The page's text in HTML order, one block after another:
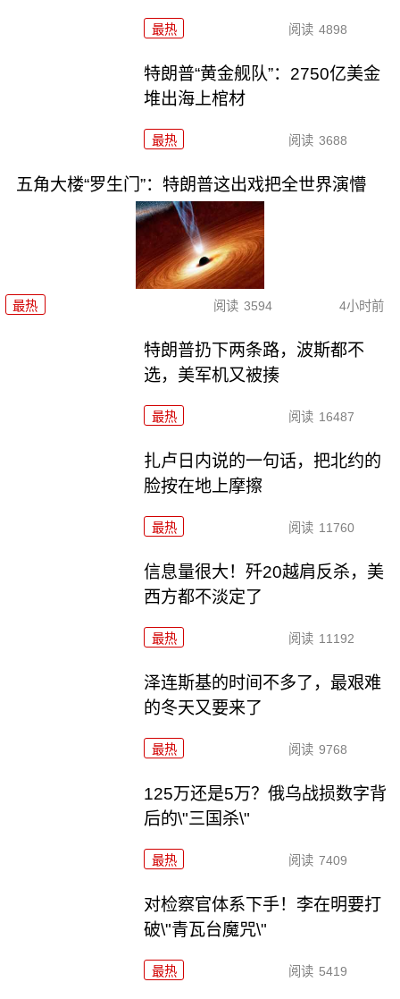
最热 阅读 4898
特朗普“黄金舰队”：2750亿美金
堆出海上棺材
最热 阅读 3688
五角大楼“罗生门”：特朗普这出戏把全世界演懵
最热 阅读 3594 4小时前
特朗普扔下两条路，波斯都不
选，美军机又被揍
最热 阅读 16487
扎卢日内说的一句话，把北约的
脸按在地上摩擦
最热 阅读 11760
信息量很大！歼20越肩反杀，美
西方都不淡定了
最热 阅读 11192
泽连斯基的时间不多了，最艰难
的冬天又要来了
最热 阅读 9768
125万还是5万？俄乌战损数字背
后的\"三国杀\"
最热 阅读 7409
对检察官体系下手！李在明要打
破\"青瓦台魔咒\"
最热 阅读 5419